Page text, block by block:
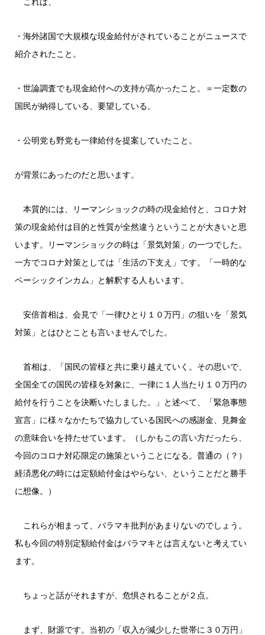
・海外諸国で大規模な現金給付がされていることがニュースで
紹介されたこと。
・世論調査でも現金給付への支持が高かったこと。＝一定数の
国民が納得している、要望している。
・公明党も野党も一律給付を提案していたこと。
が背景にあったのだと思います。
本質的には、リーマンショックの時の現金給付と、コロナ対
策の現金給付は目的と性質が全然違うということが大きいと思
います。リーマンショックの時は「景気対策」の一つでした。
一方でコロナ対策としては「生活の下支え」です。「一時的な
ベーシックインカム」と解釈する人もいます。
安倍首相は、会見で「一律ひとり１０万円」の狙いを「景気
対策」とはひとことも言いませんでした。
首相は、「国民の皆様と共に乗り越えていく。その思いで、
全国全ての国民の皆様を対象に、一律に１人当たり１０万円の
給付を行うことを決断いたしました。」と述べて、「緊急事態
宣言」に様々なかたちで協力している国民への感謝金、見舞金
の意味合いを持たせています。（しかもこの言い方だったら、
今回のコロナ対応限定の施策ということになる。普通の（？）
経済悪化の時には定額給付金はやらない、ということだと勝手
に想像。）
これらが相まって、バラマキ批判があまりないのでしょう。
私も今回の特別定額給付金はバラマキとは言えないと考えてい
ます。
ちょっと話がそれますが、危惧されることが２点。
まず、財源です。当初の「収入が減少した世帯に３０万円」